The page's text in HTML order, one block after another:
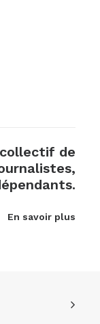
de
En savoir plus